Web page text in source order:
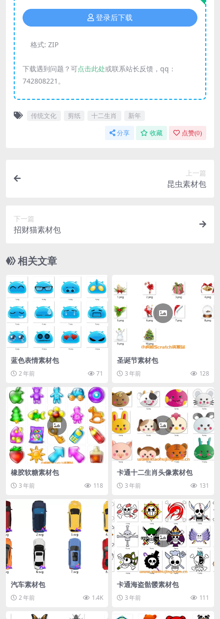
登录后下载
格式: ZIP
下载遇到问题？可点击此处或联系站长反馈，qq：
742808221。
传统文化 剪纸 十二生肖 新年
分享 收藏 点赞(0)
上一篇
昆虫素材包
下一篇
招财猫素材包
相关文章
蓝色表情素材包
2 年前 71
圣诞节素材包
3 年前 128
橡胶软糖素材包
3 年前 118
卡通十二生肖头像素材包
3 年前 131
汽车素材包
2 年前 1.4K
卡通海盗骷髅素材包
3 年前 111